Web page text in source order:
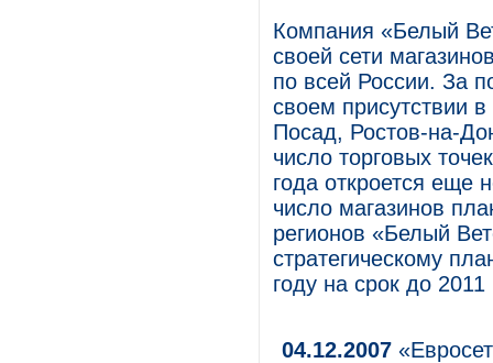
Компания «Белый
своей сети
по всей России. За
своем присутствии
Посад, Ростов-на-
число торговых
года откроется еще
число магазинов
регионов «Белый
стратегическому
году на срок до 2011
04.12.2007